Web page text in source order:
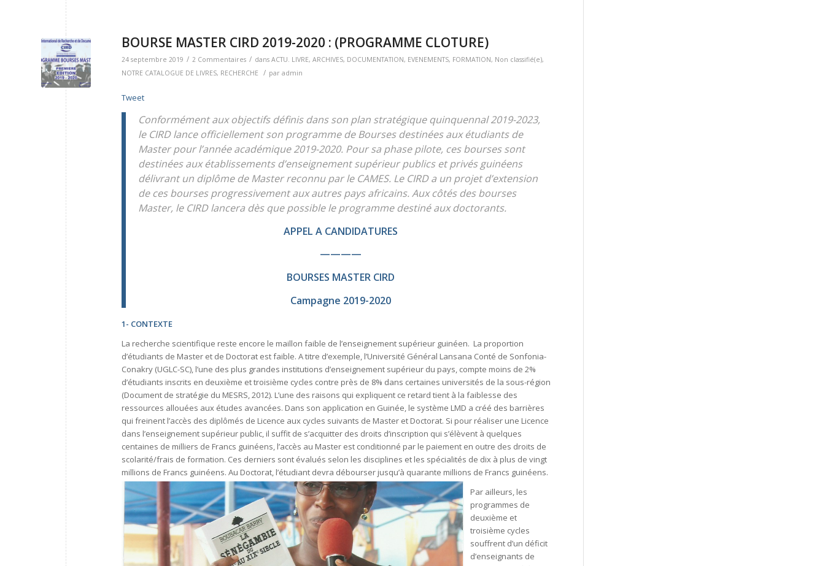
BOURSE MASTER CIRD 2019-2020 : (PROGRAMME CLOTURE)
24 septembre 2019 / 2 Commentaires / dans ACTU. LIVRE, ARCHIVES, DOCUMENTATION, EVENEMENTS, FORMATION, Non classifié(e),
NOTRE CATALOGUE DE LIVRES, RECHERCHE / par admin
Tweet
Conformément aux objectifs définis dans son plan stratégique quinquennal 2019-2023,
le CIRD lance officiellement son programme de Bourses destinées aux étudiants de
Master pour l’année académique 2019-2020. Pour sa phase pilote, ces bourses sont
destinées aux établissements d’enseignement supérieur publics et privés guinéens
délivrant un diplôme de Master reconnu par le CAMES. Le CIRD a un projet d’extension
de ces bourses progressivement aux autres pays africains. Aux côtés des bourses
Master, le CIRD lancera dès que possible le programme destiné aux doctorants.
APPEL A CANDIDATURES
————
BOURSES MASTER CIRD
Campagne 2019-2020
1- CONTEXTE
La recherche scientifique reste encore le maillon faible de l’enseignement supérieur guinéen. La proportion
d’étudiants de Master et de Doctorat est faible. A titre d’exemple, l’Université Général Lansana Conté de Sonfonia-
Conakry (UGLC-SC), l’une des plus grandes institutions d’enseignement supérieur du pays, compte moins de 2%
d’étudiants inscrits en deuxième et troisième cycles contre près de 8% dans certaines universités de la sous-région
(Document de stratégie du MESRS, 2012). L’une des raisons qui expliquent ce retard tient à la faiblesse des
ressources allouées aux études avancées. Dans son application en Guinée, le système LMD a créé des barrières
qui freinent l’accès des diplômés de Licence aux cycles suivants de Master et Doctorat. Si pour réaliser une Licence
dans l’enseignement supérieur public, il suffit de s’acquitter des droits d’inscription qui s’élèvent à quelques
centaines de milliers de Francs guinéens, l’accès au Master est conditionné par le paiement en outre des droits de
scolarité/frais de formation. Ces derniers sont évalués selon les disciplines et les spécialités de dix à plus de vingt
millions de Francs guinéens. Au Doctorat, l’étudiant devra débourser jusqu’à quarante millions de Francs guinéens.
Par ailleurs, les
programmes de
deuxième et
troisième cycles
souffrent d’un déficit
d’enseignants de